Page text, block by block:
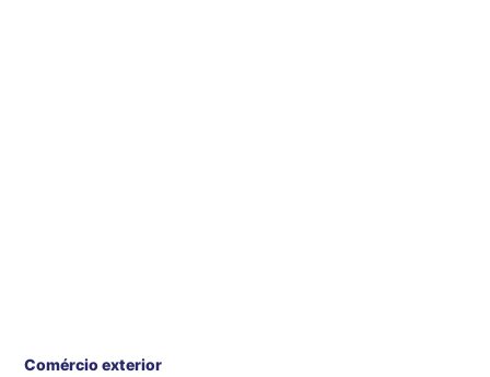
Comércio exterior